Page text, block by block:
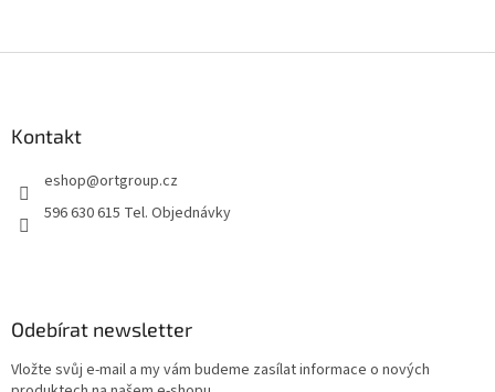
Kontakt
eshop@ortgroup.cz
596 630 615 Tel. Objednávky
Odebírat newsletter
Vložte svůj e-mail a my vám budeme zasílat informace o nových